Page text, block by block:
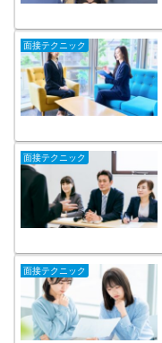
面接テクニック
面接テクニック
面接テクニック